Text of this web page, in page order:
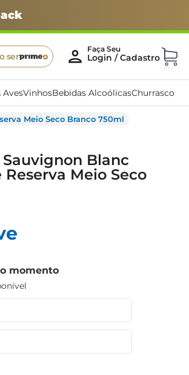
ser
AvesVinhosBebidas AlcoólicasChurrasco
Meio Seco Branco 750ml
Blanc
Meio Seco
momento